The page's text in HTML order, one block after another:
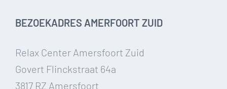
BEZOEKADRES AMERFOORT ZUID
Relax Center Amersfoort Zuid
Govert Flinckstraat 64a
3817 RZ Amersfoort